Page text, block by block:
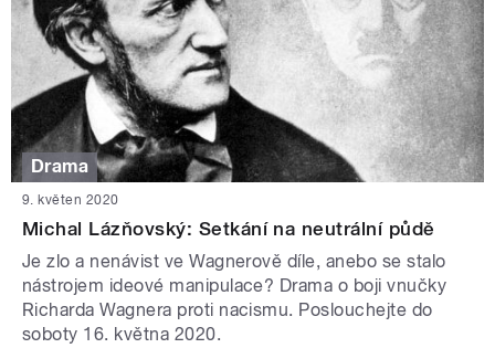
Drama
9. květen 2020
Michal Lázňovský: Setkání na neutrální půdě
Je zlo a nenávist ve Wagnerově díle, anebo se stalo
nástrojem ideové manipulace? Drama o boji vnučky
Richarda Wagnera proti nacismu. Poslouchejte do
soboty 16. května 2020.